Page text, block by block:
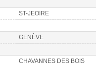
ST-JEOIRE
GENÈVE
CHAVANNES DES BOIS